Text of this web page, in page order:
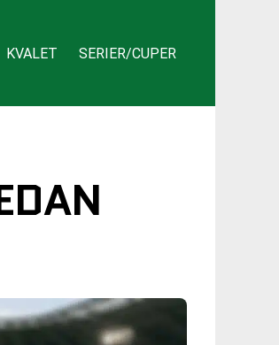
KVALET SERIER/CUPER